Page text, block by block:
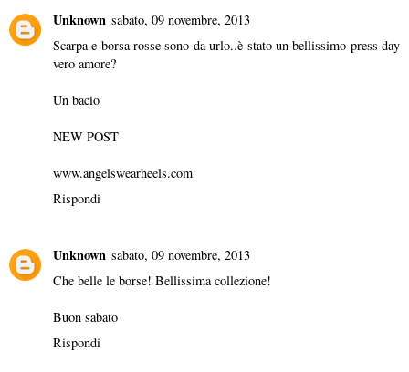
Unknown sabato, 09 novembre, 2013
Scarpa e borsa rosse sono da urlo..è stato un bellissimo press day
vero amore?
Un bacio
NEW POST
www.angelswearheels.com
Rispondi
Unknown sabato, 09 novembre, 2013
Che belle le borse! Bellissima collezione!
Buon sabato
Rispondi